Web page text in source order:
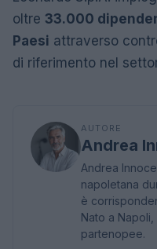
oltre 33.000
Paesi attraverso
di riferimento nel
AUTORE
Andrea
Andrea
napoletana
è
Nato a
partenopee.